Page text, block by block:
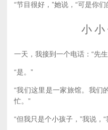
“节目很好，”她说，“可是你
小 小
一天，我接到一个电话：“先
“是。”
“我们这里是一家旅馆。我们
忙。”
“但我只是个小孩子，”我说